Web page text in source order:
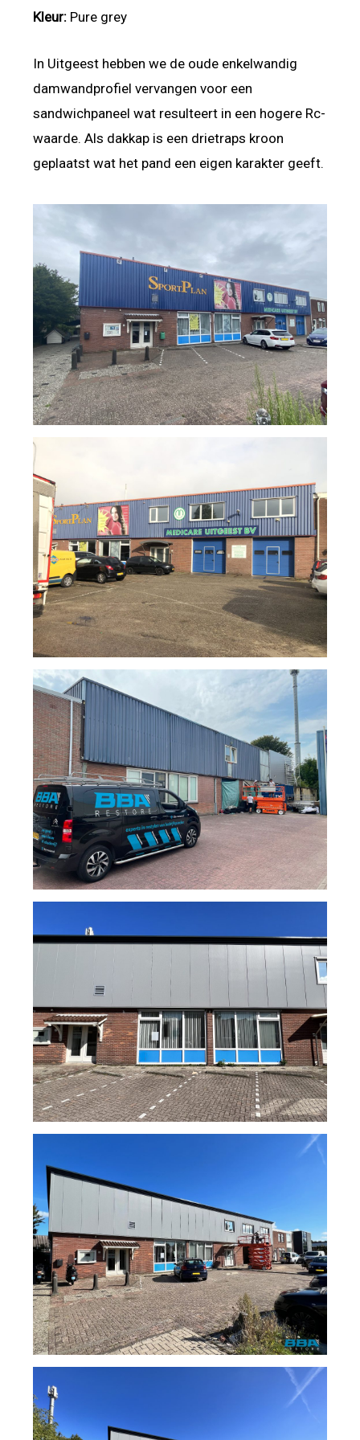
Kleur: Pure grey
In Uitgeest hebben we de oude enkelwandig
damwandprofiel vervangen voor een
sandwichpaneel wat resulteert in een hogere Rc-
waarde. Als dakkap is een drietraps kroon
geplaatst wat het pand een eigen karakter geeft.